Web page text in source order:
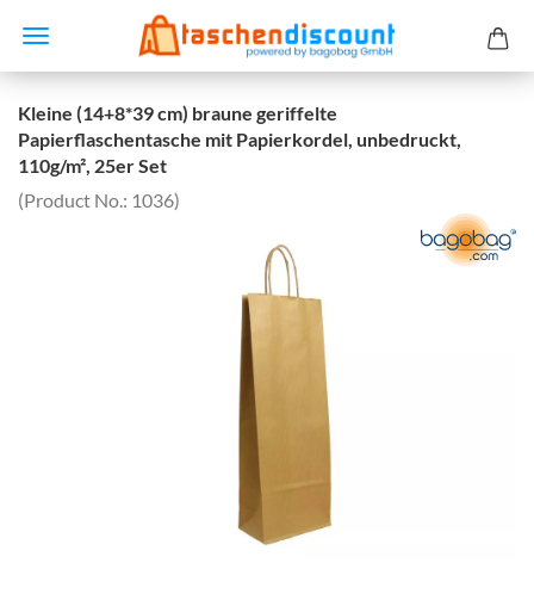
Kleine (14+8*39 cm) braune geriffelte
Papierflaschentasche mit Papierkordel, unbedruckt,
110g/m², 25er Set
(Product No.: 1036)